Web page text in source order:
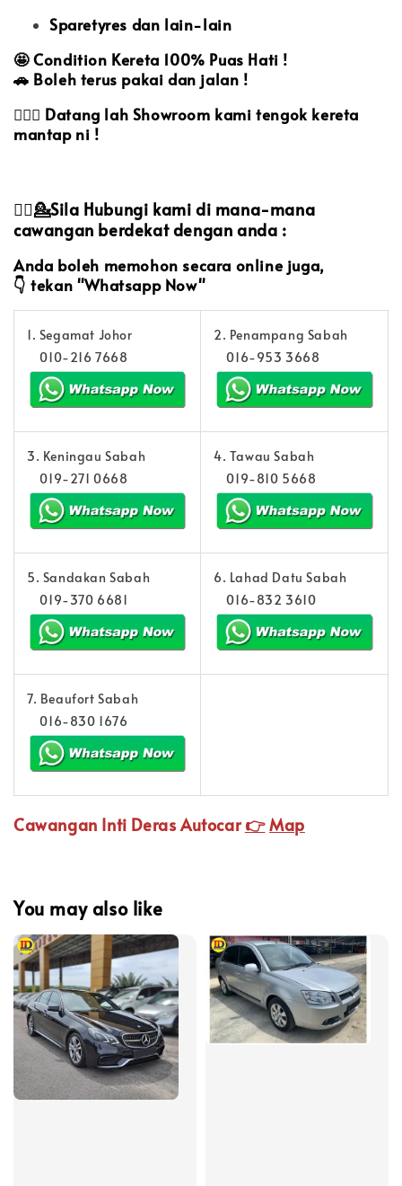
Sparetyres dan lain-lain
🤩Condition Kereta 100% Puas Hati !
🚗 Boleh terus pakai dan jalan !
🙋🏻‍♀️ Datang lah Showroom kami tengok kereta
mantap ni !
💁‍♀️💁Sila Hubungi kami di mana-mana
cawangan berdekat dengan anda :
Anda boleh memohon secara online juga,
👇 tekan "Whatsapp Now"
1. Segamat Johor
010-216 7668
2. Penampang Sabah
016-953 3668
3. Keningau Sabah
019-271 0668
4. Tawau Sabah
019-810 5668
5. Sandakan Sabah
019-370 6681
6. Lahad Datu Sabah
016-832 3610
7. Beaufort Sabah
016-830 1676
Cawangan Inti Deras Autocar👉Map
You may also like